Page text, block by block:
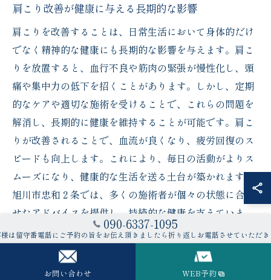
肩こり改善が健康に与える長期的な影響
肩こりを改善することは、日常生活において身体的だけ
でなく精神的な健康にも長期的な影響を与えます。肩こ
りを放置すると、血行不良や筋肉の緊張が慢性化し、頭
痛や集中力の低下を招くことがあります。しかし、定期
的なケアや適切な施術を受けることで、これらの問題を
解消し、長期的に健康を維持することが可能です。肩こ
りが改善されることで、血流が良くなり、疲労回復のス
ピードも向上します。これにより、毎日の活動がよりス
ムーズになり、健康的な生活を送る土台が築かれます。
旭川市忠和２条では、多くの施術者が個々の状態に合わ
せたアドバイスを提供し、持続的な健康を支えていま
す。
肩こりのない日常を持続させるために
090-6337-1095
留守番電話にご予約の旨をお伝え頂きましたら折り返しお電話させていただ
お問い合わせ WEB予約